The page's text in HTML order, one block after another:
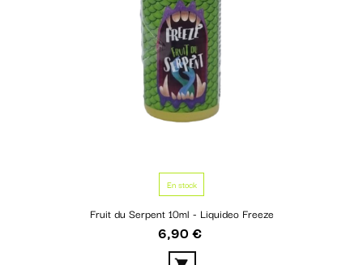
En stock
Fruit du Serpent 10ml - Liquideo Freeze
Prix
6,90 €